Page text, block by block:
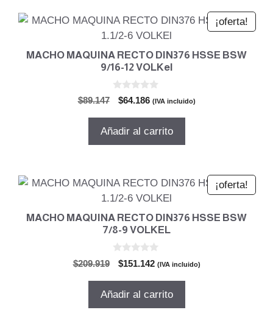
¡oferta!
MACHO MAQUINA RECTO DIN376 HSSE BSW
9/16-12 VOLKel
$89.147
El
original
$64.186El
actual
(IVA incluido)
Añadir al carrito
¡oferta!
MACHO MAQUINA RECTO DIN376 HSSE BSW
7/8-9 VOLKEL
$209.919
El
original
$151.142El
actual
(IVA incluido)
Añadir al carrito